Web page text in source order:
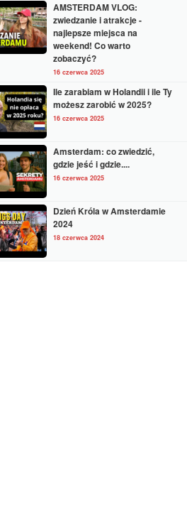
AMSTERDAM VLOG:
zwiedzanie i atrakcje -
najlepsze miejsca na
weekend! Co warto
zobaczyć?
16 czerwca 2025
Ile zarabiam w Holandii i ile Ty
możesz zarobić w 2025?
16 czerwca 2025
Amsterdam: co zwiedzić,
gdzie jeść i gdzie....
16 czerwca 2025
Dzień Króla w Amsterdamie
2024
18 czerwca 2024